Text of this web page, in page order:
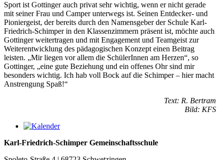
Sport ist Gottinger auch privat sehr wichtig, wenn er nicht gerade
mit seiner Frau und Camper unterwegs ist. Seinen Entdecker- und
Pioniergeist, der bereits durch den Namensgeber der Schule Karl-
Friedrich-Schimper in den Klassenzimmern präsent ist, möchte auch
Gottinger weitertragen und mit Engagement und Teamgeist zur
Weiterentwicklung des pädagogischen Konzept einen Beitrag
leisten. „Mir liegen vor allem die SchülerInnen am Herzen“, so
Gottinger, „eine gute Beziehung und ein offenes Ohr sind mir
besonders wichtig. Ich hab voll Bock auf die Schimper – hier macht
Anstrengung Spaß!“
Text: R. Bertram
Bild: KFS
Karl-Friedrich-Schimper Gemeinschaftsschule